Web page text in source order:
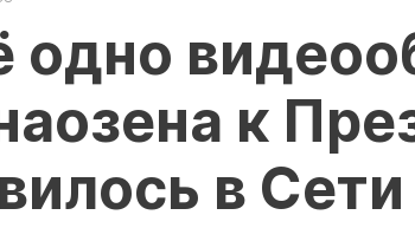
одно
к
в Сети